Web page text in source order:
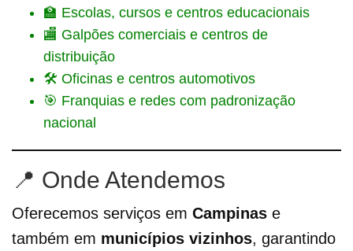
🏫 Escolas, cursos e centros educacionais
🏬 Galpões comerciais e centros de
distribuição
🛠️ Oficinas e centros automotivos
🎯 Franquias e redes com padronização
nacional
📍 Onde Atendemos
Oferecemos serviços em Campinas e
também em municípios vizinhos, garantindo